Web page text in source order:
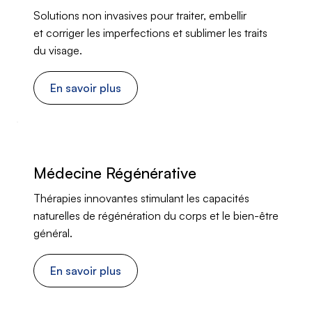
Solutions non invasives pour traiter, embellir
et corriger les imperfections et sublimer les traits
du visage.
En savoir plus
Médecine Régénérative
Thérapies innovantes stimulant les capacités
naturelles de régénération du corps et le bien-être
général.
En savoir plus